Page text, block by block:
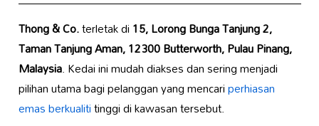
Thong & Co.terletak di15, Lorong Bunga Tanjung 2,
Taman Tanjung Aman, 12300 Butterworth, Pulau Pinang,
Malaysia. Kedai ini mudah diakses dan sering menjadi
pilihan utama bagi pelanggan yang mencariperhiasan
emas berkualititinggi di kawasan tersebut.